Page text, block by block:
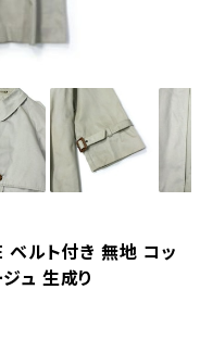
ベルト付き 無地 コッ
ュ 生成り